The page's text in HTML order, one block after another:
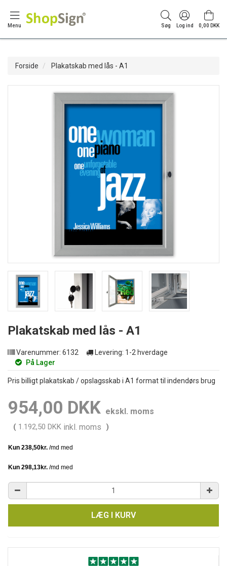
Menu Søg Log ind 0,00 DKK
Forside Plakatskab med lås - A1
Plakatskab med lås - A1
Varenummer: 6132 Levering: 1-2 hverdage
På Lager
Pris billigt plakatskab / opslagsskab i A1 format til indendørs brug
954,00 DKK ekskl. moms
( 1.192,50 DKK inkl. moms )
LÆG I KURV